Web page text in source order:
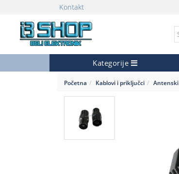
Kontakt
Kategorije
Početna Kablovi i priključci Antenski